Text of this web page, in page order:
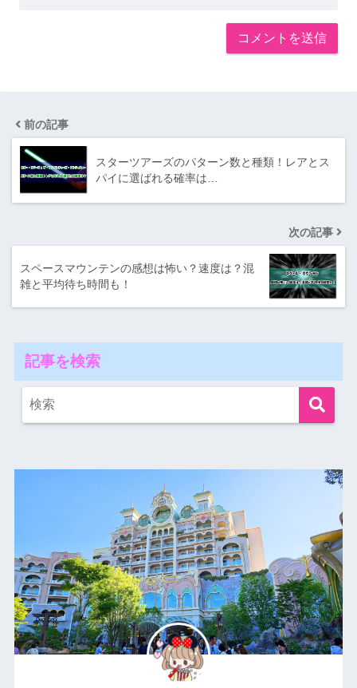
前の記事
スターツアーズのパターン数と種類！レアとス
パイに選ばれる確率は…
次の記事
スペースマウンテンの感想は怖い？速度は？混
雑と平均待ち時間も！
記事を検索